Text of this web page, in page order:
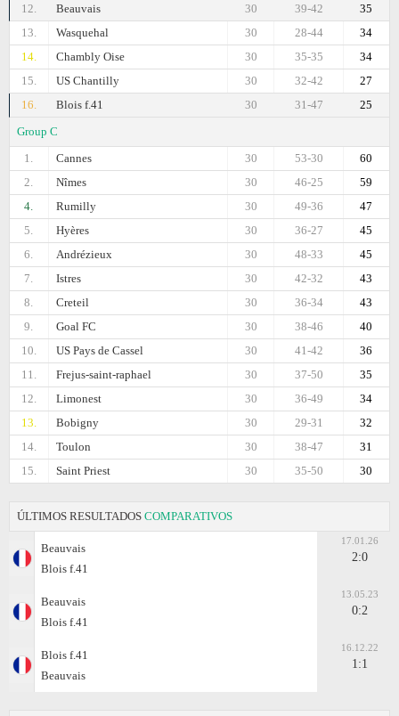
12.
Beauvais 35
39-42
30
13.
Wasquehal 34
28-44
30
14.
Chambly Oise 34
35-35
30
15.
US Chantilly 27
32-42
30
16.
Blois f.41 25
31-47
30
Group C
1.
Cannes 60
53-30
30
2.
Nîmes 59
46-25
30
4.
Rumilly 47
49-36
30
5.
Hyères 45
36-27
30
6.
Andrézieux 45
48-33
30
7.
Istres 43
42-32
30
8.
Creteil 43
36-34
30
9.
Goal FC 40
38-46
30
10.
US Pays de Cassel 36
41-42
30
11.
Frejus-saint-raphael 35
37-50
30
12.
Limonest 34
36-49
30
13.
Bobigny 32
29-31
30
14.
Toulon 31
38-47
30
15.
Saint Priest 30
35-50
30
ÚLTIMOS RESULTADOS COMPARATIVOS
Beauvais
Blois f.41
17.01.26
2:0
Beauvais
Blois f.41
13.05.23
0:2
Blois f.41
Beauvais
16.12.22
1:1